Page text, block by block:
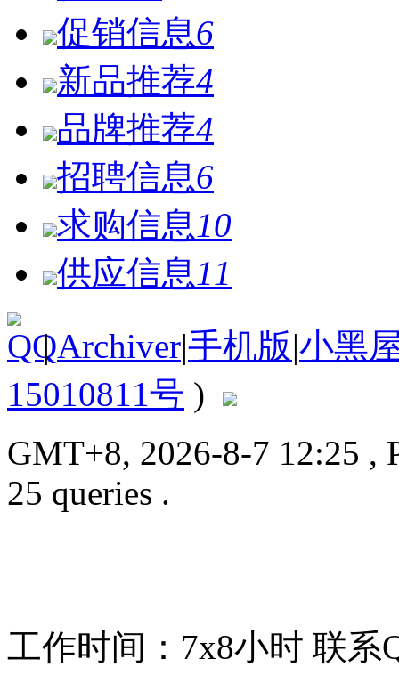
促销信息6
新品推荐4
品牌推荐4
招聘信息6
求购信息10
供应信息11
| Archiver|手机版|小黑
15010811号 )
GMT+8, 2026-8-7 12:25 ,
25 queries .
工作时间：7x8小时 联系